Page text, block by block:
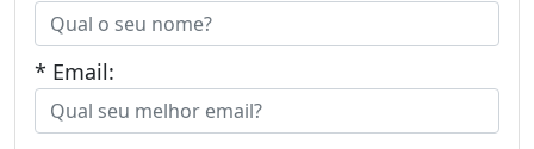
* Email: